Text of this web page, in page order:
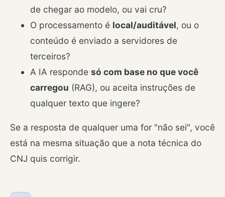
de chegar ao modelo, ou vai cru?
O processamento é local/auditável, ou o
conteúdo é enviado a servidores de
terceiros?
A IA responde só com base no que você
carregou (RAG), ou aceita instruções de
qualquer texto que ingere?
Se a resposta de qualquer uma for "não sei", você
está na mesma situação que a nota técnica do
CNJ quis corrigir.